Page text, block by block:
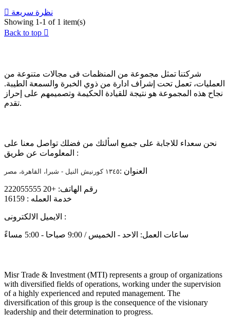
 نظرة سريعة
Showing 1-1 of 1 item(s)
Back to top 
شركتنا تمثل مجموعة من المنظمات فى مجالات متنوعة من
العمليات، تعمل تحت إشراف ادارة من ذوي الخبرة والسمعة الطيبة.
نجاح هذه المجموعة هو نتيجة للقيادة الحكيمة وتصميمهم على إحراز
تقدم.
نحن سعداء للاجابة على جميع اسألتك من فضلك تواصل معنا على
المعلومات عن طريق :
العنوان :١٣٤٥ كورنيش النيل - شبرا، القاهرة، مصر
رقم الهاتف: +20 222055555
خدمة العمله : 16159
الايميل الالكترونى :
ساعات العمل: الاحد - الخميس / 9:00 صباحا - 5:00 مساءً
Misr Trade & Investment (MTI) represents a group of organizations
with diversified fields of operations, working under the supervision
of a highly experienced and reputed management. The
diversification of this group is the consequence of the visionary
leadership and their determination to progress.